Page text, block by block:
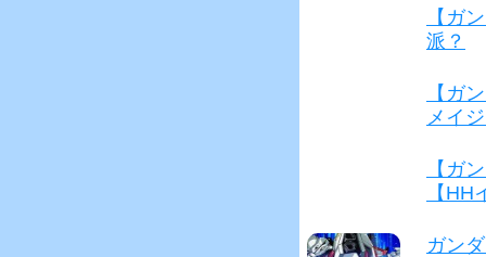
【ガ
派？
【ガ
メイ
【ガ
【
ガン